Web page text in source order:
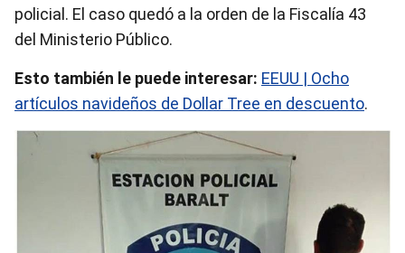
policial. El caso quedó a la orden de la Fiscalía 43
del Ministerio Público.
Esto también le puede interesar: EEUU | Ocho
artículos navideños de Dollar Tree en descuento.